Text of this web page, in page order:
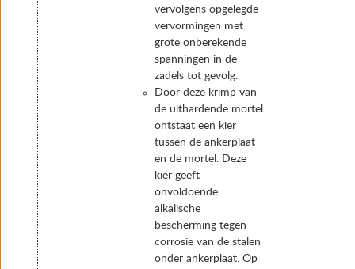
vervolgens opgelegde
vervormingen met
grote onberekende
spanningen in de
zadels tot gevolg.
Door deze krimp van
de uithardende mortel
ontstaat een kier
tussen de ankerplaat
en de mortel. Deze
kier geeft
onvoldoende
alkalische
bescherming tegen
corrosie van de stalen
onder ankerplaat. Op